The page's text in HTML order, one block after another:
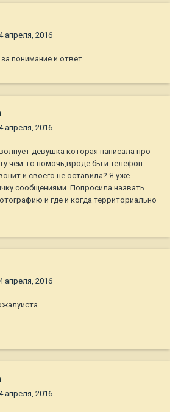
апреля, 2016
понимание и ответ.
апреля, 2016
девушка которая написала про
чем-то помочь,вроде бы и телефон
и своего не оставила? Я уже
сообщениями. Попросила назвать
и где и когда территориально
апреля, 2016
апреля, 2016